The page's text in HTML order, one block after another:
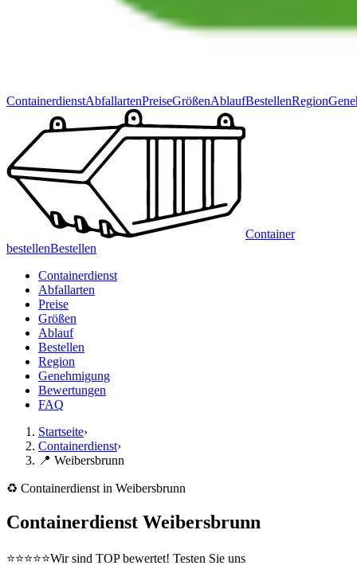
ContainerdienstAbfallartenPreiseGrößenAblaufBestellenRegion
Container
bestellenBestellen
Containerdienst
Abfallarten
Preise
Größen
Ablauf
Bestellen
Region
Genehmigung
Bewertungen
FAQ
Startseite›
Containerdienst›
📍 Weibersbrunn
♻️ Containerdienst in Weibersbrunn
Containerdienst Weibersbrunn
⭐⭐⭐⭐⭐Wir sind TOP bewertet! Testen Sie uns